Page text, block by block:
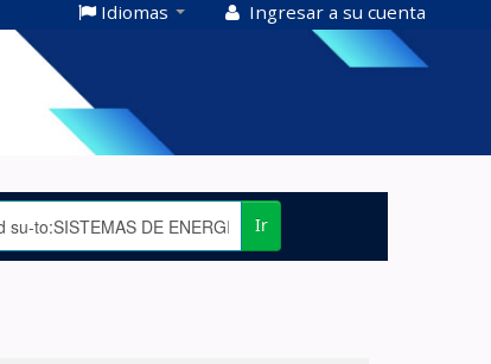
Idiomas Ingresar a su cuenta
Ir